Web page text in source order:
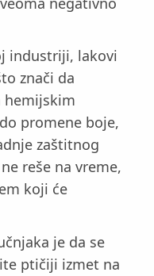
industriji, lakovi
znači da
hemijskim
promene boje,
zaštitnog
reše na vreme,
koji će
je da se
ptičiji izmet na